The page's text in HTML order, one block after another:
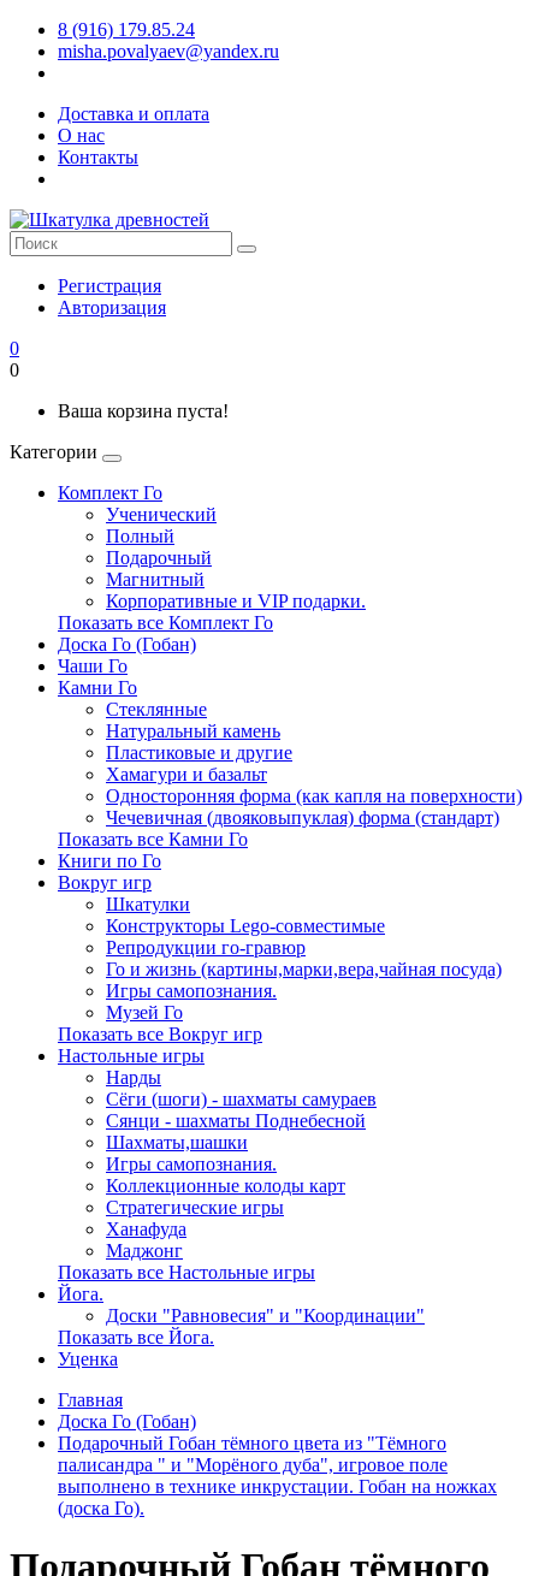
8 (916) 179.85.24
misha.povalyaev@yandex.ru
Доставка и оплата
О нас
Контакты
Регистрация
Авторизация
0
0
Ваша корзина пуста!
Категории
Комплект Го
Ученический
Полный
Подарочный
Магнитный
Корпоративные и VIP подарки.
Показать все Комплект Го
Доска Го (Гобан)
Чаши Го
Камни Го
Стеклянные
Натуральный камень
Пластиковые и другие
Хамагури и базальт
Односторонняя форма (как капля на поверхности)
Чечевичная (двояковыпуклая) форма (стандарт)
Показать все Камни Го
Книги по Го
Вокруг игр
Шкатулки
Конструкторы Lego-совместимые
Репродукции го-гравюр
Го и жизнь (картины,марки,вера,чайная посуда)
Игры самопознания.
Музей Го
Показать все Вокруг игр
Настольные игры
Нарды
Сёги (шоги) - шахматы самураев
Сянци - шахматы Поднебесной
Шахматы,шашки
Игры самопознания.
Коллекционные колоды карт
Стратегические игры
Ханафуда
Маджонг
Показать все Настольные игры
Йога.
Доски "Равновесия" и "Координации"
Показать все Йога.
Уценка
Главная
Доска Го (Гобан)
Подарочный Гобан тёмного цвета из "Тёмного
палисандра " и "Морёного дуба", игровое поле
выполнено в технике инкрустации. Гобан на ножках
(доска Го).
Подарочный Гобан тёмного